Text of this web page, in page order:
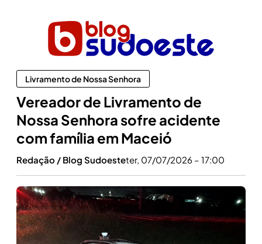
Livramento de Nossa Senhora
Vereador de Livramento de
Nossa Senhora sofre acidente
com família em Maceió
Redação / Blog Sudoesteter, 07/07/2026 – 17:00